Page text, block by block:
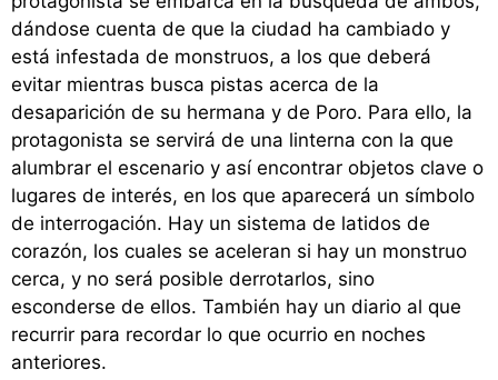
dándose cuenta de que la ciudad ha cambiado y
está infestada de monstruos, a los que deberá
evitar mientras busca pistas acerca de la
desaparición de su hermana y de Poro. Para ello, la
protagonista se servirá de una linterna con la que
alumbrar el escenario y así encontrar objetos clave o
lugares de interés, en los que aparecerá un símbolo
de interrogación. Hay un sistema de latidos de
corazón, los cuales se aceleran si hay un monstruo
cerca, y no será posible derrotarlos, sino
esconderse de ellos. También hay un diario al que
recurrir para recordar lo que ocurrio en noches
anteriores.